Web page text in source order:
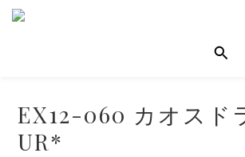
EX12-060 カオスド
UR*